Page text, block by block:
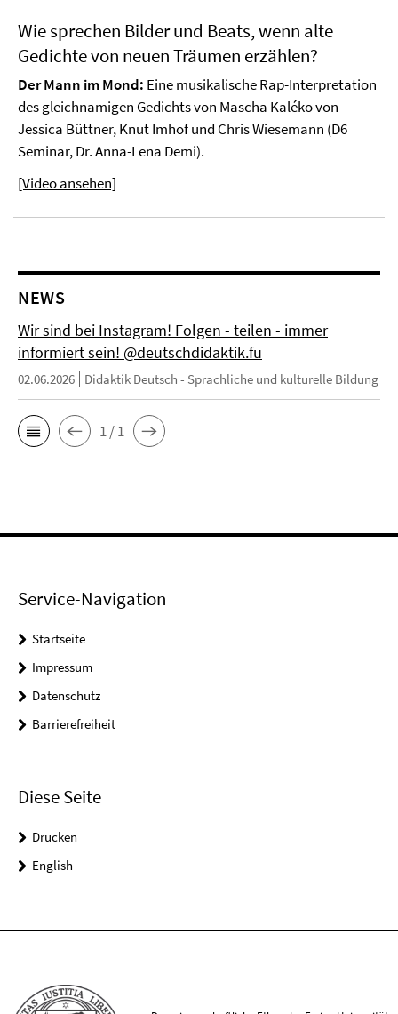
Wie sprechen Bilder und Beats, wenn alte
Gedichte von neuen Träumen erzählen?
Der Mann im Mond: Eine musikalische Rap-Interpretation
des gleichnamigen Gedichts von Mascha Kaléko von
Jessica Büttner, Knut Imhof und Chris Wiesemann (D6
Seminar, Dr. Anna-Lena Demi).
[Video ansehen]
NEWS
Wir sind bei Instagram! Folgen - teilen - immer
informiert sein! @deutschdidaktik.fu
02.06.2026 Didaktik Deutsch - Sprachliche und kulturelle Bildung
1 / 1
Service-Navigation
Startseite
Impressum
Datenschutz
Barrierefreiheit
Diese Seite
Drucken
English